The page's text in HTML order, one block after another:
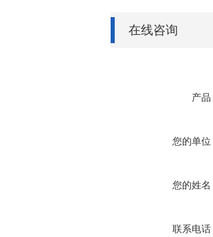
在线咨询
产品
您的单位
您的姓名
联系电话